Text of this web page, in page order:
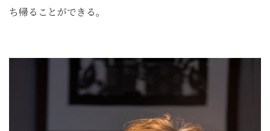
ち帰ることができる。